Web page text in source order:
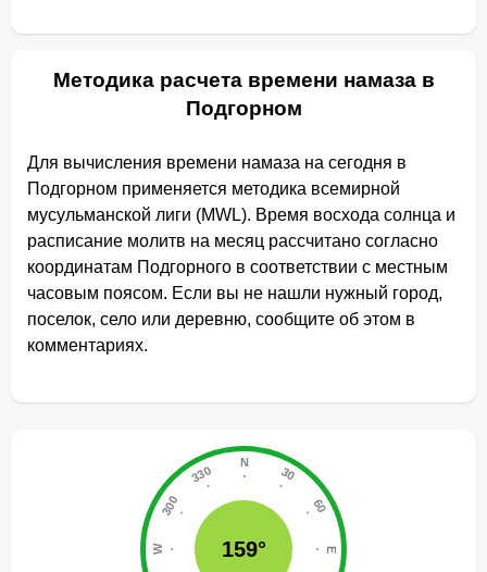
Методика расчета времени намаза в
Подгорном
Для вычисления времени намаза на сегодня в
Подгорном применяется методика всемирной
мусульманской лиги (MWL). Время восхода солнца и
расписание молитв на месяц рассчитано согласно
координатам Подгорного в соответствии с местным
часовым поясом. Если вы не нашли нужный город,
поселок, село или деревню, сообщите об этом в
комментариях.
159°